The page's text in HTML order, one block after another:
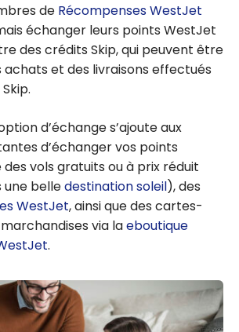
de Récompenses WestJet
échanger leurs points WestJet
des crédits Skip, qui peuvent être
achats et des livraisons effectués
d’échange s’ajoute aux
d’échanger vos points
vols gratuits ou à prix réduit
belledestination soleil), des
WestJet, ainsi que des cartes-
via laeboutique
.